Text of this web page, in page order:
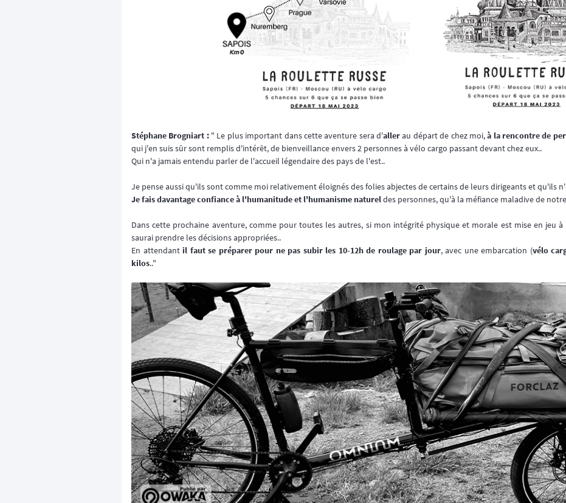
Stéphane Brogniart :" Le plus important dans cette aventure sera d'allerau départ de chez moi,à la rencontre de
qui j'en suis sûr sont remplis d'intérêt, de bienveillance envers 2 personnes à vélo cargo passant devant chez eux..
Qui n'a jamais entendu parler de l'accueil légendaire des pays de l'est..
Je pense aussi qu'ils sont comme moi relativement éloignés des folies abjectes de certains de leurs dirigeants et qu'ils
Je fais davantage confiance à l'humanitude et l'humanisme natureldes personnes, qu'à la méfiance maladive de
Dans cette prochaine aventure, comme pour toutes les autres, si mon intégrité physique et morale est mise en jeu
saurai prendre les décisions appropriées..
En attendantil faut se préparer pour ne pas subir les 10-12h de roulage par jour, avec une embarcation (vélo
kilos.."